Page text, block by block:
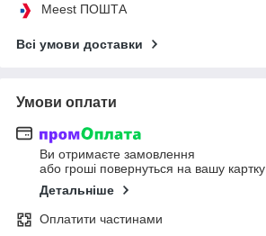
Meest ПОШТА
Всі умови доставки
Умови оплати
Ви отримаєте замовлення
або гроші повернуться на вашу картку
Детальніше
Оплатити частинами